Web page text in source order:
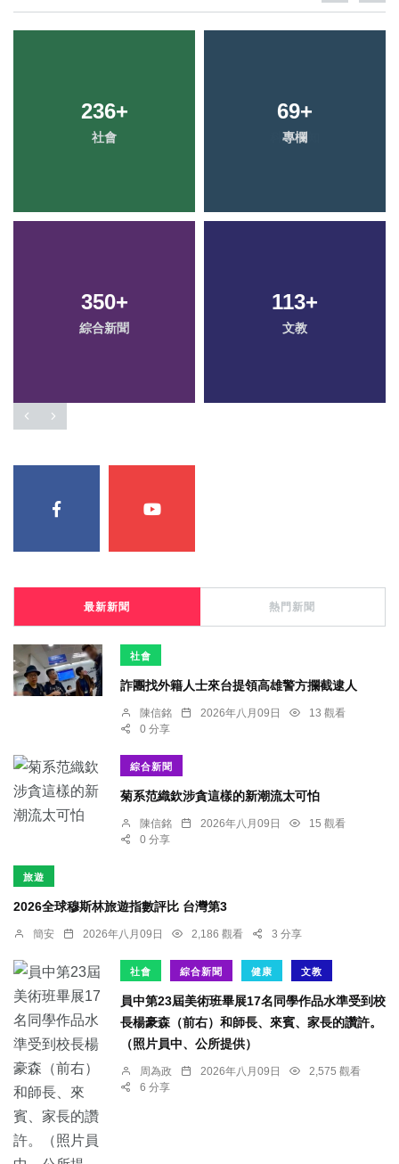
236+
社會
69+
專欄
350+
綜合新聞
113+
文教
126+
健康
20+
科技新知
72+
旅遊
35+
農業
最新新聞 熱門新聞
社會
詐團找外籍人士來台提領高雄警方攔截逮人
陳信銘 2026年八月09日
13 觀看
0 分享
綜合新聞
菊系范織欽涉貪這樣的新潮流太可怕
陳信銘 2026年八月09日
15 觀看
0 分享
旅遊
2026全球穆斯林旅遊指數評比 台灣第3
簡安 2026年八月09日 2,186 觀看 3 分享
社會 綜合新聞 健康 文教
員中第23屆美術班畢展17名同學作品水準受到校
長楊豪森（前右）和師長、來賓、家長的讚許。
（照片員中、公所提供）
周為政 2026年八月09日
2,575 觀看
6 分享